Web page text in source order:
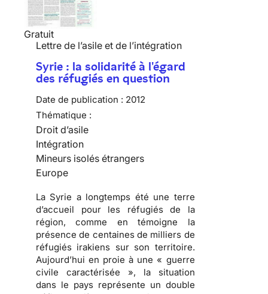
Gratuit
Lettre de l’asile et de l’intégration
Syrie : la solidarité à l'égard
des réfugiés en question
Date de publication : 2012
Thématique :
Droit d’asile
Intégration
Mineurs isolés étrangers
Europe
La Syrie a longtemps été une terre
d’accueil pour les réfugiés de la
région, comme en témoigne la
présence de centaines de milliers de
réfugiés irakiens sur son territoire.
Aujourd’hui en proie à une « guerre
civile caractérisée », la situation
dans le pays représente un double